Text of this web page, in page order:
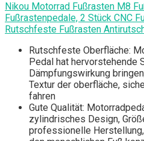
Nikou Motorrad Fußrasten M8
Fußrastenpedale, 2 Stück CNC
Rutschfeste Fußrasten
Rutschfeste Oberfläche:
Pedal hat hervorstehende
Dämpfungswirkung
Textur der oberfläche,
fahren
Gute Qualität:
zylindrisches Design,
professionelle